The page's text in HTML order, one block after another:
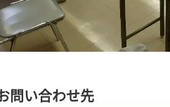
問い合わせ先